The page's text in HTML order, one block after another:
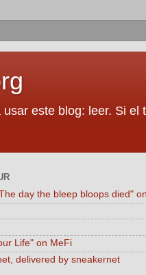
este blog: leer. Si
day the bleep bloops died"
Life" on MeFi
delivered by sneakernet